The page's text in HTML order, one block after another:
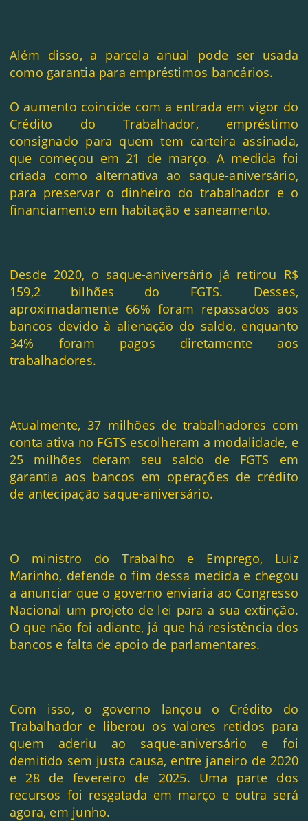
Além disso, a parcela anual pode ser usada
como garantia para empréstimos bancários.
O aumento coincide com a entrada em vigor do
Crédito do Trabalhador, empréstimo
consignado para quem tem carteira assinada,
que começou em 21 de março. A medida foi
criada como alternativa ao saque-aniversário,
para preservar o dinheiro do trabalhador e o
financiamento em habitação e saneamento.
Desde 2020, o saque-aniversário já retirou R$
159,2 bilhões do FGTS. Desses,
aproximadamente 66% foram repassados aos
bancos devido à alienação do saldo, enquanto
34% foram pagos diretamente aos
trabalhadores.
Atualmente, 37 milhões de trabalhadores com
conta ativa no FGTS escolheram a modalidade, e
25 milhões deram seu saldo de FGTS em
garantia aos bancos em operações de crédito
de antecipação saque-aniversário.
O ministro do Trabalho e Emprego, Luiz
Marinho, defende o fim dessa medida e chegou
a anunciar que o governo enviaria ao Congresso
Nacional um projeto de lei para a sua extinção.
O que não foi adiante, já que há resistência dos
bancos e falta de apoio de parlamentares.
Com isso, o governo lançou o Crédito do
Trabalhador e liberou os valores retidos para
quem aderiu ao saque-aniversário e foi
demitido sem justa causa, entre janeiro de 2020
e 28 de fevereiro de 2025. Uma parte dos
recursos foi resgatada em março e outra será
agora, em junho.